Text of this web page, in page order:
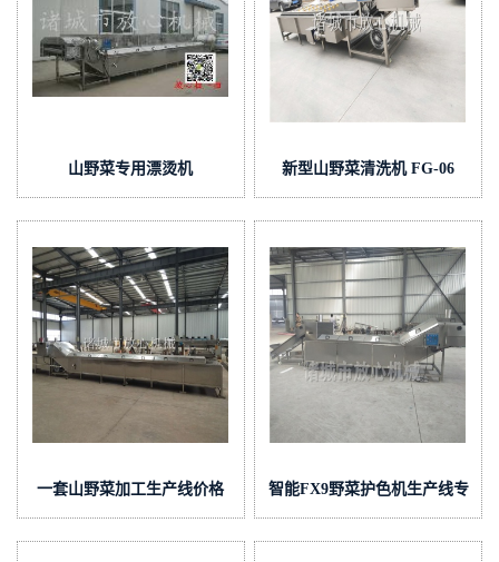
山野菜专用漂烫机 新型山野菜清洗机 FG-06
一套山野菜加工生产线价格
FQ -012
智能FX9野菜护色机生产线专
业厂家